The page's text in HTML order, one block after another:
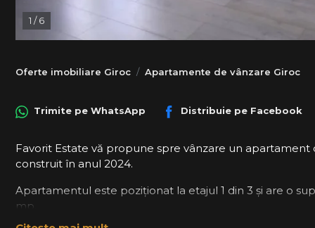
1 /6
Oferte imobiliare Giroc Apartamente de vânzare Giroc
Trimite pe WhatsApp Distribuie pe Facebook
Favorit Estate vă propune spre vânzare un apartament
construit în anul 2024.
Apartamentul este poziționat la etajul 1 din 3 și are o
mp.